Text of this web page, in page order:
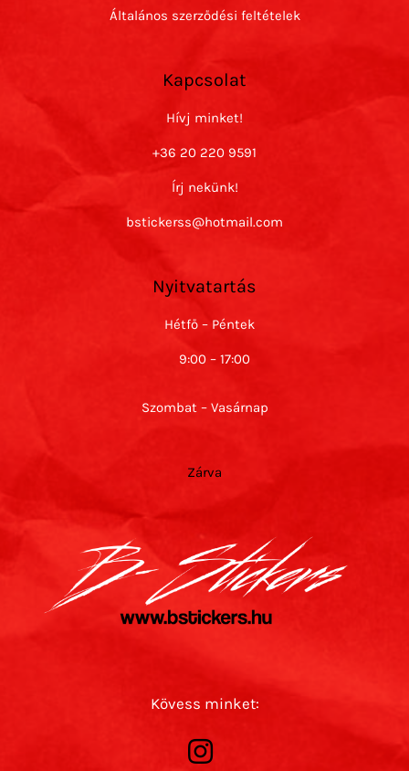
Általános szerződési feltételek
Kapcsolat
Hívj minket!
+36 20 220 9591
Írj nekünk!
bstickerss@hotmail.com
Nyitvatartás
Hétfő – Péntek
9:00 – 17:00
Szombat – Vasárnap
Zárva
Kövess minket: